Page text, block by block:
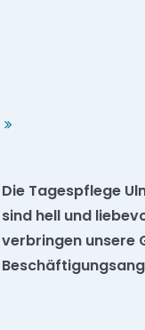
Die Tagespflege
sind hell und
verbringen unsere